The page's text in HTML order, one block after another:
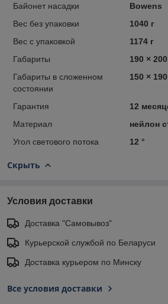
Байонет насадки
Bowens
Вес без упаковки
1040 г
Вес с упаковкой
1174 г
Габариты
190 ×
Габариты в сложенном
состоянии
150 ×
Гарантия
12
Материал
нейлон
Угол светового потока
12 °
Скрыть
Условия доставки
Доставка "Самовывоз"
Курьерской службой по Беларуси
Доставка курьером по Минску
Все условия доставки